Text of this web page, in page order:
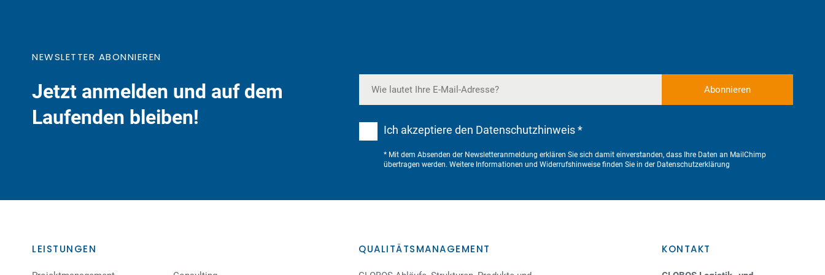
NEWSLETTER ABONNIEREN
Jetzt anmelden und auf dem
Laufenden bleiben!
Ich akzeptiere den Datenschutzhinweis *
* Mit dem Absenden der Newsletteranmeldung erklären Sie sich damit einverstanden, dass Ihre Daten an MailChimp
übertragen werden. Weitere Informationen und Widerrufshinweise finden Sie in der Datenschutzerklärung
LEISTUNGEN QUALITÄTSMANAGEMENT KONTAKT